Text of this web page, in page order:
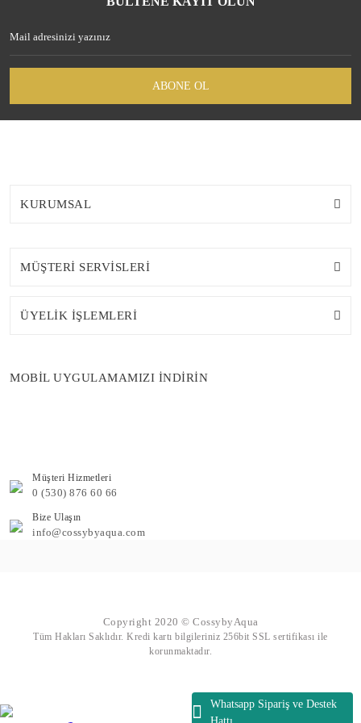
Whatsapp Sipariş ve Destek
ABONE OL
KURUMSAL
MÜŞTERİ SERVİSLERİ
ÜYELİK İŞLEMLERİ
MOBİL UYGULAMAMIZI İNDİRİN
Müşteri Hizmetleri
0 (530) 876 60 66
Bize Ulaşın
info@cossybyaqua.com
Copyright 2020 © CossybyAqua
Tüm Hakları Saklıdır. Kredi kartı bilgileriniz 256bit SSL sertifikası ile
korunmaktadır.